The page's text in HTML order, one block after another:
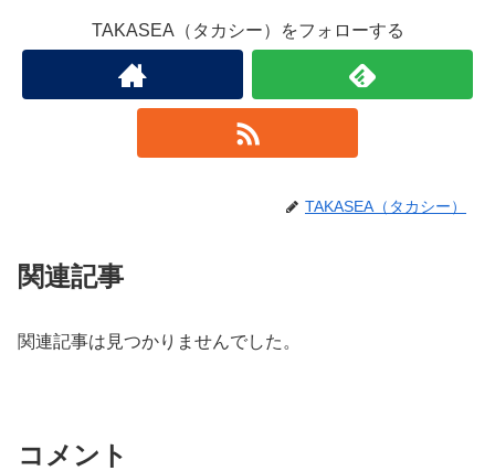
TAKASEA（タカシー）をフォローする
TAKASEA（タカシー）
関連記事
関連記事は見つかりませんでした。
コメント